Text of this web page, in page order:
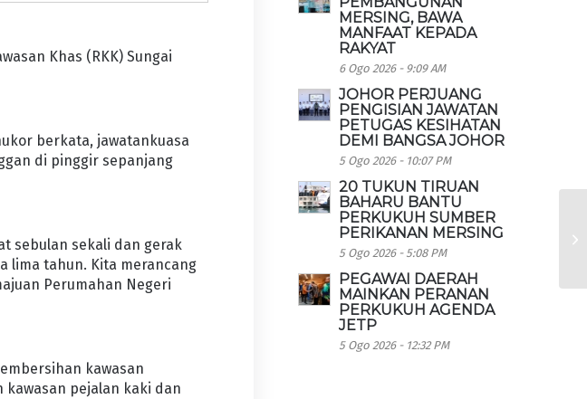
Khas (RKK) Sungai
berkata, jawatankuasa
di pinggir sepanjang
sebulan sekali dan gerak
lima tahun. Kita merancang
Perumahan Negeri
kawasan
pejalan kaki dan
MERSING, BAWA
MANFAAT KEPADA
RAKYAT
6 Ogo 2026 - 9:09 AM
JOHOR PERJUANG
PENGISIAN JAWATAN
PETUGAS KESIHATAN
DEMI BANGSA JOHOR
5 Ogo 2026 - 10:07 PM
20 TUKUN TIRUAN
BAHARU BANTU
PERKUKUH SUMBER
PERIKANAN MERSING
5 Ogo 2026 - 5:08 PM
PEGAWAI DAERAH
MAINKAN PERANAN
PERKUKUH AGENDA
JETP
5 Ogo 2026 - 12:32 PM